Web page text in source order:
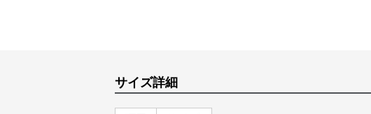
サイズ詳細